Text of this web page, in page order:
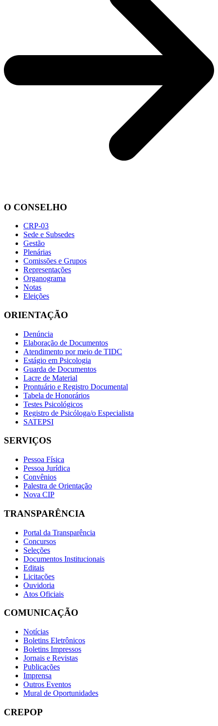
O CONSELHO
CRP-03
Sede e Subsedes
Gestão
Plenárias
Comissões e Grupos
Representações
Organograma
Notas
Eleições
ORIENTAÇÃO
Denúncia
Elaboração de Documentos
Atendimento por meio de TIDC
Estágio em Psicologia
Guarda de Documentos
Lacre de Material
Prontuário e Registro Documental
Tabela de Honorários
Testes Psicológicos
Registro de Psicóloga/o Especialista
SATEPSI
SERVIÇOS
Pessoa Física
Pessoa Jurídica
Convênios
Palestra de Orientação
Nova CIP
TRANSPARÊNCIA
Portal da Transparência
Concursos
Seleções
Documentos Institucionais
Editais
Licitações
Ouvidoria
Atos Oficiais
COMUNICAÇÃO
Notícias
Boletins Eletrônicos
Boletins Impressos
Jornais e Revistas
Publicações
Imprensa
Outros Eventos
Mural de Oportunidades
CREPOP